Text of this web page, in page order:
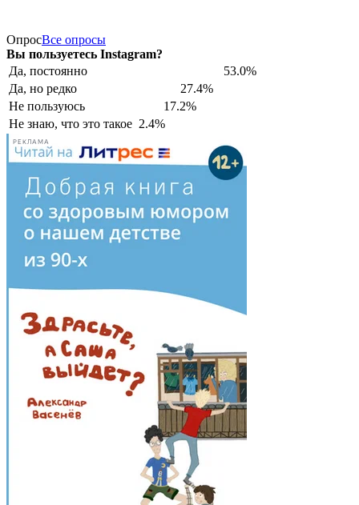
ОпросВсе опросы
Вы пользуетесь Instagram?
Да, постоянно
53.0%
Да, но редко
27.4%
Не пользуюсь
17.2%
Не знаю, что это такое 2.4%
РЕКЛАМА